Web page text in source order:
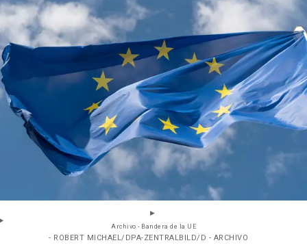
Archivo - Bandera de la UE
- ROBERT MICHAEL/DPA-ZENTRALBILD/D - ARCHIVO